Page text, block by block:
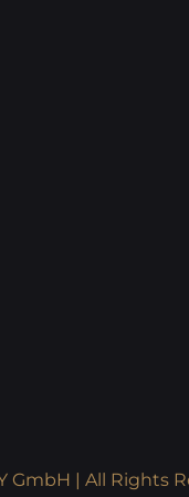
GmbH | All Rights